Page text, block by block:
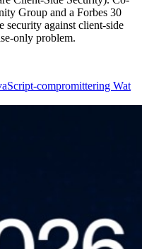
Group and a Forbes 30
security against client-side
only problem.
compromittering Wat